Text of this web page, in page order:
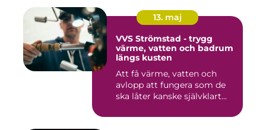
13. maj
VVS Strömstad - trygg
värme, vatten och badrum
längs kusten
Att få värme, vatten och
avlopp att fungera som de
ska låter kanske självklart...